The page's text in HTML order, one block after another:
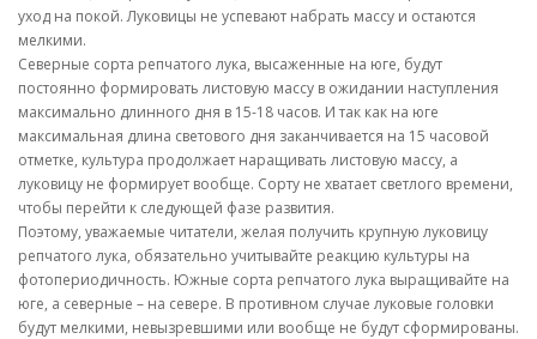
уход на покой. Луковицы не успевают набрать массу и остаются
мелкими.
Северные сорта репчатого лука, высаженные на юге, будут
постоянно формировать листовую массу в ожидании наступления
максимально длинного дня в 15-18 часов. И так как на юге
максимальная длина светового дня заканчивается на 15 часовой
отметке, культура продолжает наращивать листовую массу, а
луковицу не формирует вообще. Сорту не хватает светлого времени,
чтобы перейти к следующей фазе развития.
Поэтому, уважаемые читатели, желая получить крупную луковицу
репчатого лука, обязательно учитывайте реакцию культуры на
фотопериодичность. Южные сорта репчатого лука выращивайте на
юге, а северные – на севере. В противном случае луковые головки
будут мелкими, невызревшими или вообще не будут сформированы.